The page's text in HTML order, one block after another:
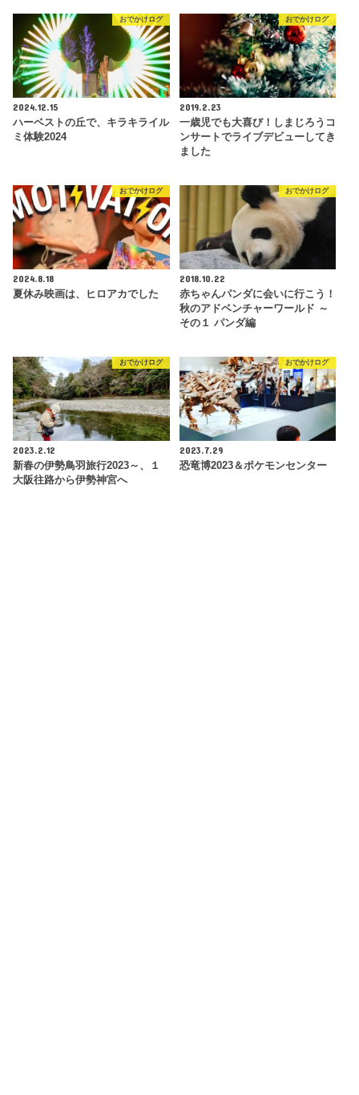
おでかけログ
2024.12.15
ハーベストの丘で、キラキライル
ミ体験2024
おでかけログ
2019.2.23
一歳児でも大喜び！しまじろうコ
ンサートでライブデビューしてき
ました
おでかけログ
2024.8.18
夏休み映画は、ヒロアカでした
おでかけログ
2018.10.22
赤ちゃんパンダに会いに行こう！
秋のアドベンチャーワールド ～
その１ パンダ編
おでかけログ
2023.2.12
新春の伊勢鳥羽旅行2023～、１
大阪往路から伊勢神宮へ
おでかけログ
2023.7.29
恐竜博2023＆ポケモンセンター